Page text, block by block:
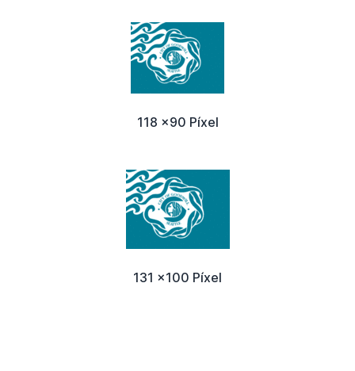
118 x90 Píxel
131 x100 Píxel